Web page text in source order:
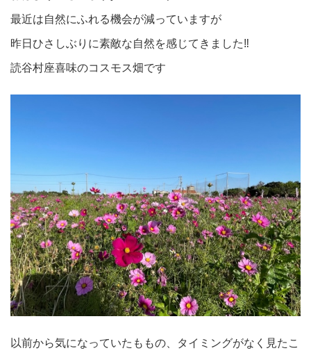
最近は自然にふれる機会が減っていますが
昨日ひさしぶりに素敵な自然を感じてきました‼
読谷村座喜味のコスモス畑です
以前から気になっていたももの、タイミングがなく見たこ